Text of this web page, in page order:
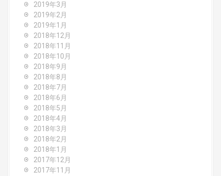
2019年3月
2019年2月
2019年1月
2018年12月
2018年11月
2018年10月
2018年9月
2018年8月
2018年7月
2018年6月
2018年5月
2018年4月
2018年3月
2018年2月
2018年1月
2017年12月
2017年11月